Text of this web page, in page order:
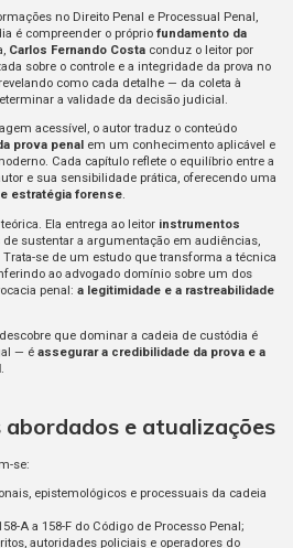
no Direito Penal e Processual Penal,
é compreender o próprio fundamento da
Carlos Fernando Costa conduz o leitor por
sobre o controle e a integridade da prova no
como cada detalhe — da coleta à
a validade da decisão judicial.
acessível, o autor traduz o conteúdo
prova penal em um conhecimento aplicável e
Cada capítulo reflete o equilíbrio entre a
e sua sensibilidade prática, oferecendo uma
estratégia forense.
Ela entrega ao leitor instrumentos
de sustentar a argumentação em audiências,
se de um estudo que transforma a técnica
ao advogado domínio sobre um dos
penal: a legitimidade e a rastreabilidade
que dominar a cadeia de custódia é
— é assegurar a credibilidade da prova e a
.
e atualizações
se:
epistemológicos e processuais da cadeia
A a 158-F do Código de Processo Penal;
autoridades policiais e operadores do